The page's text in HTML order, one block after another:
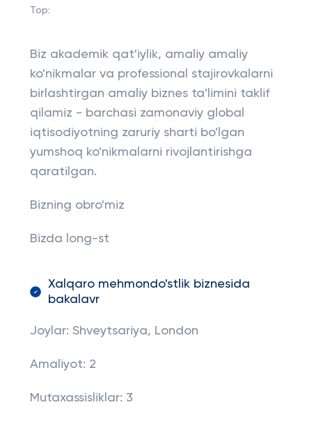
Top:
Biz akademik qat'iylik, amaliy amaliy
ko'nikmalar va professional stajirovkalarni
birlashtirgan amaliy biznes ta'limini taklif
qilamiz - barchasi zamonaviy global
iqtisodiyotning zaruriy sharti bo'lgan
yumshoq ko'nikmalarni rivojlantirishga
qaratilgan.
Bizning obro'miz
Bizda long-st
Xalqaro mehmondo'stlik biznesida
bakalavr
Joylar: Shveytsariya, London
Amaliyot: 2
Mutaxassisliklar: 3